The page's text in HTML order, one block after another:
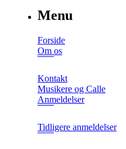
Menu
Forside
Om os
Kontakt
Musikere og Calle
Anmeldelser
Tidligere anmeldelser